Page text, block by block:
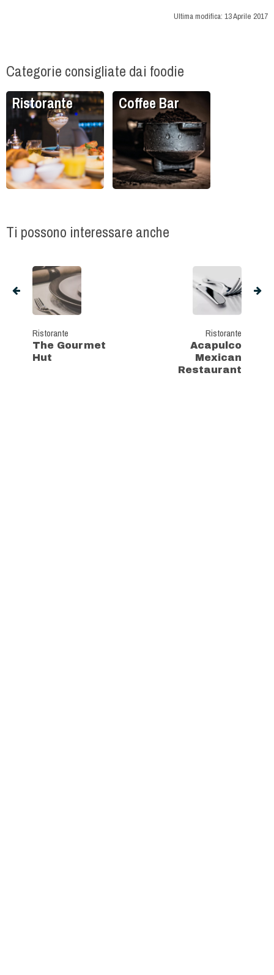
Ultima modifica: 13 Aprile 2017
Categorie consigliate dai foodie
Ristorante Coffee Bar
Ti possono interessare anche
Ristorante
The Gourmet
Hut
Ristorante
Acapulco
Mexican
Restaurant